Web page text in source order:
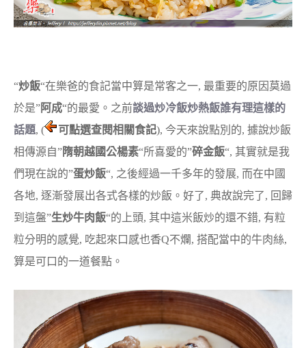
“炒飯“在樂爸的食記當中算是常客之一, 最重要的原因莫過
於是”阿成“的最愛。之前談過炒冷飯炒熱飯誰有理這樣的
話題, ( 可點選查閱相關食記), 今天來說點別的, 據說炒飯
相傳源自”隋朝越國公楊素“所喜愛的”碎金飯“, 其實就是我
們現在說的”蛋炒飯“, 之後經過一千多年的發展, 而在中國
各地, 逐漸發展出各式各樣的炒飯。好了, 典故說完了, 回歸
到這盤”生炒牛肉飯“的上頭, 其中這米飯炒的還不錯, 有粒
粒分明的感覺, 吃起來口感也香Q不爛, 搭配當中的牛肉絲,
算是可口的一道餐點。